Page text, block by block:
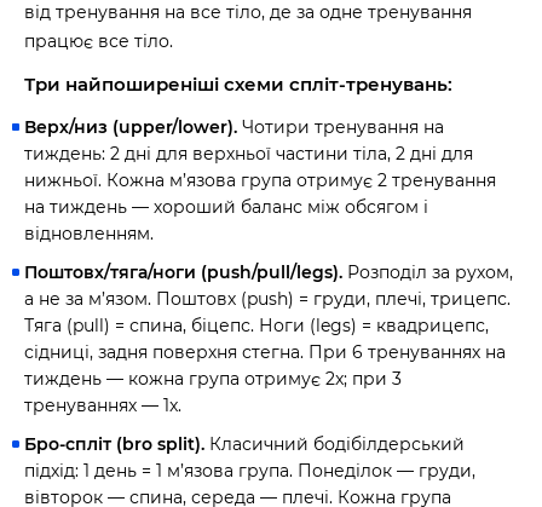
від тренування на все тіло, де за одне тренування
працює все тіло.
Три найпоширеніші схеми спліт-тренувань:
Верх/низ (upper/lower). Чотири тренування на
тиждень: 2 дні для верхньої частини тіла, 2 дні для
нижньої. Кожна м’язова група отримує 2 тренування
на тиждень — хороший баланс між обсягом і
відновленням.
Поштовх/тяга/ноги (push/pull/legs). Розподіл за рухом,
а не за м’язом. Поштовх (push) = груди, плечі, трицепс.
Тяга (pull) = спина, біцепс. Ноги (legs) = квадрицепс,
сідниці, задня поверхня стегна. При 6 тренуваннях на
тиждень — кожна група отримує 2x; при 3
тренуваннях — 1x.
Бро-спліт (bro split). Класичний бодібілдерський
підхід: 1 день = 1 м’язова група. Понеділок — груди,
вівторок — спина, середа — плечі. Кожна група